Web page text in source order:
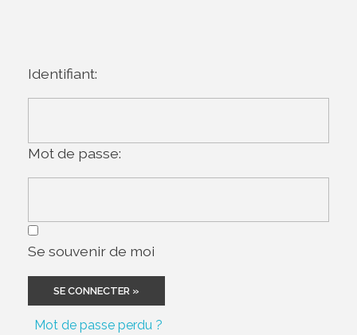
Identifiant:
Mot de passe:
Se souvenir de moi
Mot de passe perdu ?